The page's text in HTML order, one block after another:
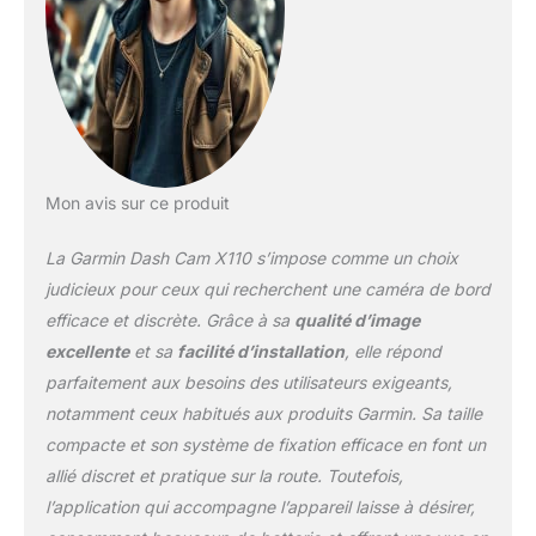
de cette caméra.
Commandes vocales
disponibles dans
plusieurs langues.
Enregistre des vidéos HD
1080p nettes, et son
de luminosité Écran LCD
2,4’, facile à lire pour une
visualisation instantanée
La lentille polarisée
Garmin Clarity intégrée
permet d'atténuer les
reflets du pare-brise
pour afficher clairement
des vidéos Commandes
vocales : utilisez votre
Mon avis sur ce produit
La Garmin Dash Cam X110 s’impose comme un choix
judicieux pour ceux qui recherchent une caméra de bord
efficace et discrète. Grâce à sa qualité d’image
excellenteet sa facilité d’installation, elle répond
parfaitement aux besoins des utilisateurs exigeants,
notamment ceux habitués aux produits Garmin. Sa taille
compacte et son système de fixation efficace en font un
allié discret et pratique sur la route. Toutefois,
l’application qui accompagne l’appareil laisse à désirer,